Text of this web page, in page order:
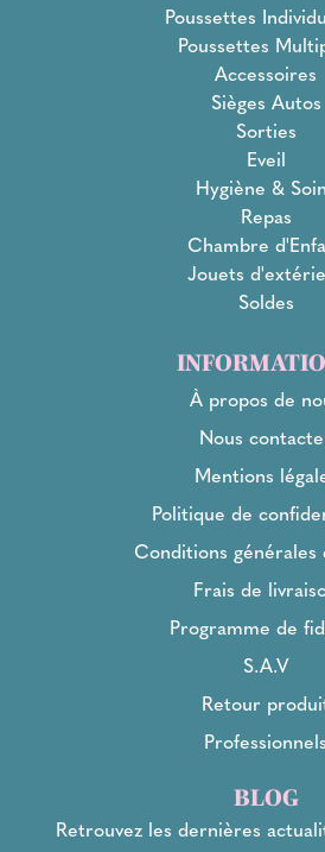
Poussettes
Poussettes
Accessoires
Sièges Autos
Sorties
Eveil
Hygiène &
Repas
Chambre
Jouets
Soldes
À propos de
Nous
Mentions
Politique de
Conditions générales
Frais de
Programme de
S.A.V
Retour
Professionnels
BLOG
Retrouvez les dernières